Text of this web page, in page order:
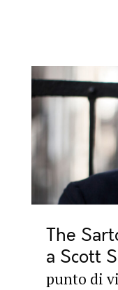
The
a Scott
punto di